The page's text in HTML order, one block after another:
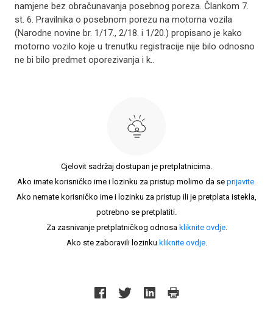
namjene bez obračunavanja posebnog poreza. Člankom 7.
st. 6. Pravilnika o posebnom porezu na motorna vozila
(Narodne novine br. 1/17., 2/18. i 1/20.) propisano je kako
motorno vozilo koje u trenutku registracije nije bilo odnosno
ne bi bilo predmet oporezivanja i k..
Cjelovit sadržaj dostupan je pretplatnicima.
Ako imate korisničko ime i lozinku za pristup molimo da se prijavite.
Ako nemate korisničko ime i lozinku za pristup ili je pretplata istekla,
potrebno se pretplatiti.
Za zasnivanje pretplatničkog odnosa kliknite ovdje.
Ako ste zaboravili lozinku kliknite ovdje.